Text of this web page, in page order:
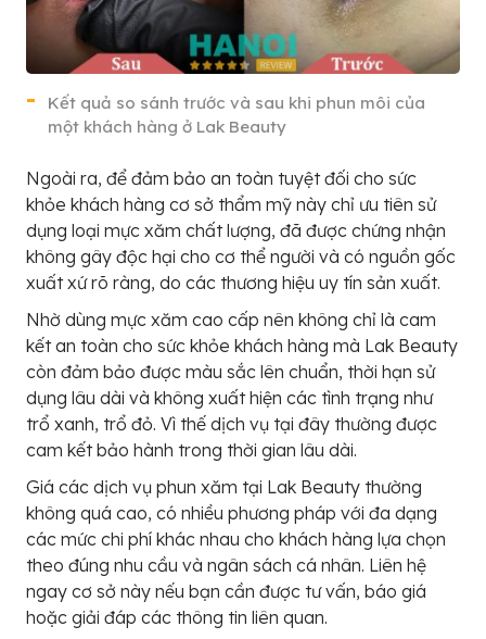
Kết quả so sánh trước và sau khi phun môi của
một khách hàng ở Lak Beauty
Ngoài ra, để đảm bảo an toàn tuyệt đối cho sức
khỏe khách hàng cơ sở thẩm mỹ này chỉ ưu tiên sử
dụng loại mực xăm chất lượng, đã được chứng nhận
không gây độc hại cho cơ thể người và có nguồn gốc
xuất xứ rõ ràng, do các thương hiệu uy tín sản xuất.
Nhờ dùng mực xăm cao cấp nên không chỉ là cam
kết an toàn cho sức khỏe khách hàng mà Lak Beauty
còn đảm bảo được màu sắc lên chuẩn, thời hạn sử
dụng lâu dài và không xuất hiện các tình trạng như
trổ xanh, trổ đỏ. Vì thế dịch vụ tại đây thường được
cam kết bảo hành trong thời gian lâu dài.
Giá các dịch vụ phun xăm tại Lak Beauty thường
không quá cao, có nhiều phương pháp với đa dạng
các mức chi phí khác nhau cho khách hàng lựa chọn
theo đúng nhu cầu và ngân sách cá nhân. Liên hệ
ngay cơ sở này nếu bạn cần được tư vấn, báo giá
hoặc giải đáp các thông tin liên quan.